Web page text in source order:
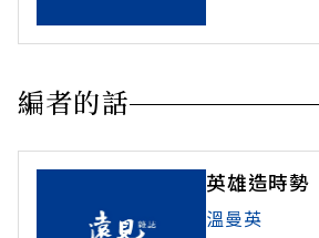
編者的話
英雄造時勢
溫曼英